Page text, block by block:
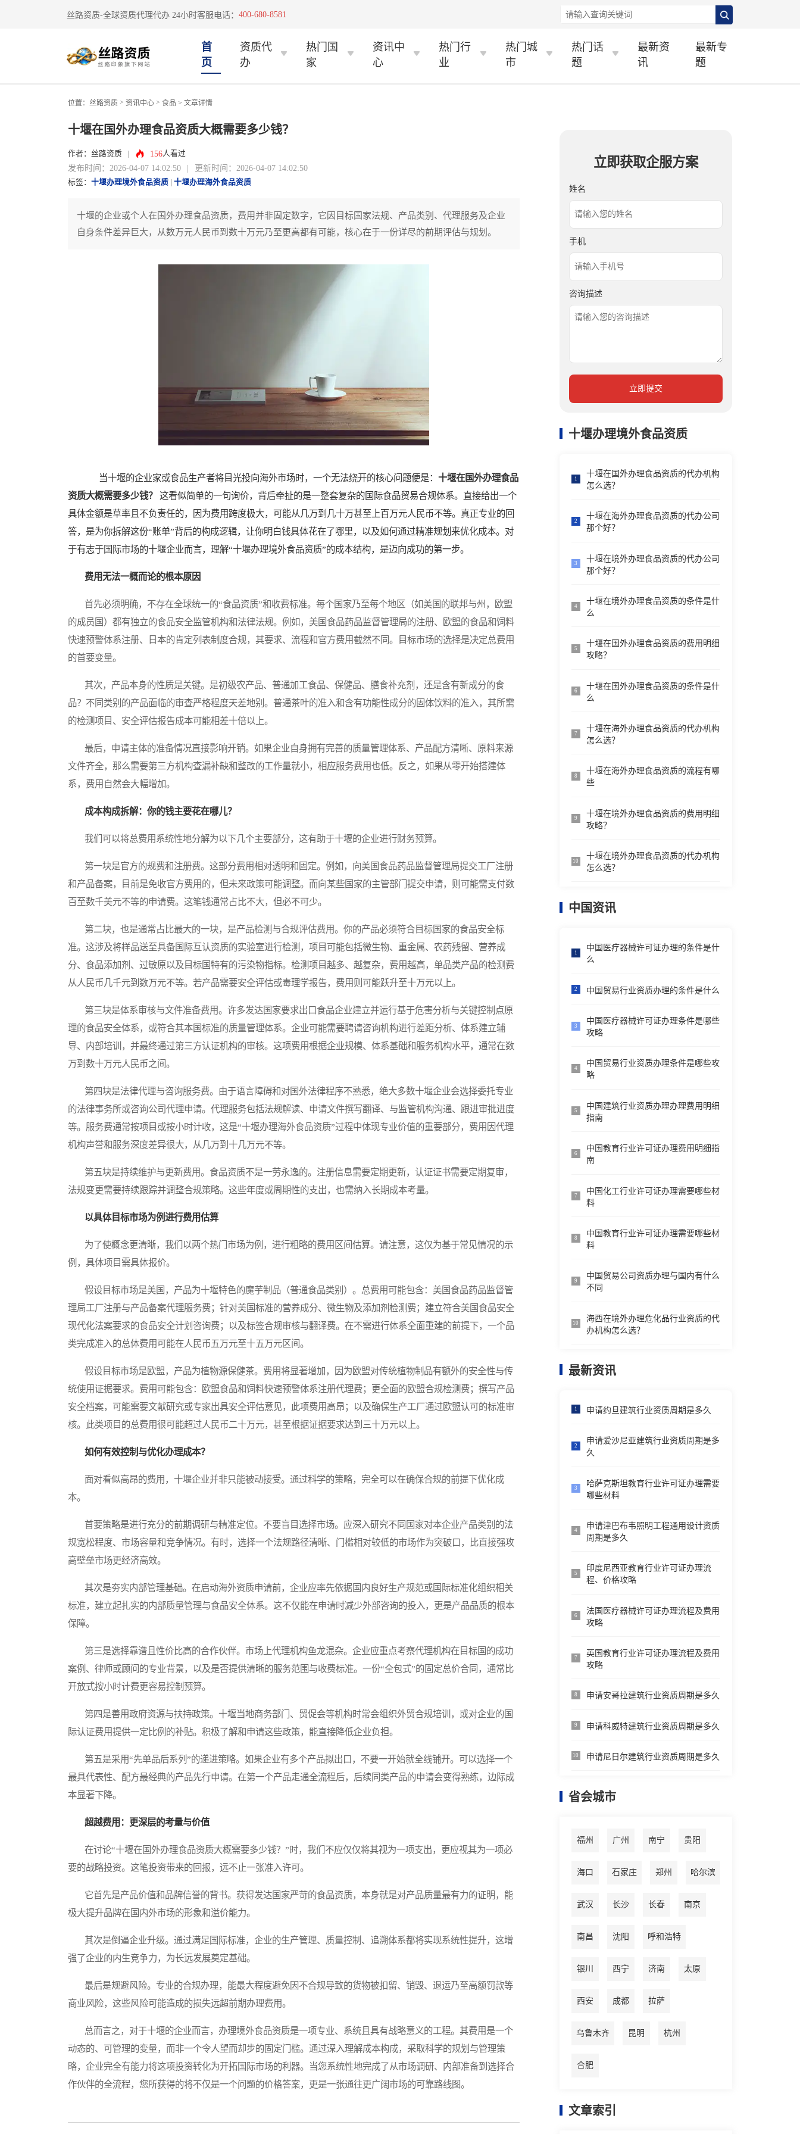
丝路资质-全球资质代理代办 24小时客服电话： 400-680-8581
首
页
资质代
办
热门国
家
资讯中
心
热门行
业
热门城
市
热门话
题
最新资
讯
最新专
题
位置： 丝路资质 > 资讯中心 > 食品 > 文章详情
十堰在国外办理食品资质大概需要多少钱？
作者：丝路资质 156人看过
发布时间：2026-04-07 14:02:50 | 更新时间：2026-04-07 14:02:50
标签： 十堰办理境外食品资质 十堰办理海外食品资质
十堰的企业或个人在国外办理食品资质，费用并非固定数字，它因目标国家法规、产品类别、代理服务及企业
自身条件差异巨大，从数万元人民币到数十万元乃至更高都有可能，核心在于一份详尽的前期评估与规划。
当十堰的企业家或食品生产者将目光投向海外市场时，一个无法绕开的核心问题便是： 十堰在国外办理食品
资质大概需要多少钱？
这看似简单的一句询价，背后牵扯的是一整套复杂的国际食品贸易合规体系。直接给出一个
具体金额是草率且不负责任的，因为费用跨度极大，可能从几万到几十万甚至上百万元人民币不等。真正专业的回
答，是为你拆解这份“账单”背后的构成逻辑，让你明白钱具体花在了哪里，以及如何通过精准规划来优化成本。对
于有志于国际市场的十堰企业而言，理解“十堰办理境外食品资质”的成本结构，是迈向成功的第一步。
费用无法一概而论的根本原因
首先必须明确，不存在全球统一的“食品资质”和收费标准。每个国家乃至每个地区（如美国的联邦与州，欧盟
的成员国）都有独立的食品安全监管机构和法律法规。例如，美国食品药品监督管理局的注册、欧盟的食品和饲料
快速预警体系注册、日本的肯定列表制度合规，其要求、流程和官方费用截然不同。目标市场的选择是决定总费用
的首要变量。
其次，产品本身的性质是关键。是初级农产品、普通加工食品、保健品、膳食补充剂，还是含有新成分的食
品？不同类别的产品面临的审查严格程度天差地别。普通茶叶的准入和含有功能性成分的固体饮料的准入，其所需
的检测项目、安全评估报告成本可能相差十倍以上。
最后，申请主体的准备情况直接影响开销。如果企业自身拥有完善的质量管理体系、产品配方清晰、原料来源
文件齐全，那么需要第三方机构查漏补缺和整改的工作量就小，相应服务费用也低。反之，如果从零开始搭建体
系，费用自然会大幅增加。
成本构成拆解：你的钱主要花在哪儿？
我们可以将总费用系统性地分解为以下几个主要部分，这有助于十堰的企业进行财务预算。
第一块是官方的规费和注册费。这部分费用相对透明和固定。例如，向美国食品药品监督管理局提交工厂注册
和产品备案，目前是免收官方费用的，但未来政策可能调整。而向某些国家的主管部门提交申请，则可能需支付数
百至数千美元不等的申请费。这笔钱通常占比不大，但必不可少。
第二块，也是通常占比最大的一块，是产品检测与合规评估费用。你的产品必须符合目标国家的食品安全标
准。这涉及将样品送至具备国际互认资质的实验室进行检测，项目可能包括微生物、重金属、农药残留、营养成
分、食品添加剂、过敏原以及目标国特有的污染物指标。检测项目越多、越复杂，费用越高，单品类产品的检测费
从人民币几千元到数万元不等。若产品需要安全评估或毒理学报告，费用则可能跃升至十万元以上。
第三块是体系审核与文件准备费用。许多发达国家要求出口食品企业建立并运行基于危害分析与关键控制点原
理的食品安全体系，或符合其本国标准的质量管理体系。企业可能需要聘请咨询机构进行差距分析、体系建立辅
导、内部培训，并最终通过第三方认证机构的审核。这项费用根据企业规模、体系基础和服务机构水平，通常在数
万到数十万元人民币之间。
第四块是法律代理与咨询服务费。由于语言障碍和对国外法律程序不熟悉，绝大多数十堰企业会选择委托专业
的法律事务所或咨询公司代理申请。代理服务包括法规解读、申请文件撰写翻译、与监管机构沟通、跟进审批进度
等。服务费通常按项目或按小时计收，这是“十堰办理海外食品资质”过程中体现专业价值的重要部分，费用因代理
机构声誉和服务深度差异很大，从几万到十几万元不等。
第五块是持续维护与更新费用。食品资质不是一劳永逸的。注册信息需要定期更新，认证证书需要定期复审，
法规变更需要持续跟踪并调整合规策略。这些年度或周期性的支出，也需纳入长期成本考量。
以具体目标市场为例进行费用估算
为了使概念更清晰，我们以两个热门市场为例，进行粗略的费用区间估算。请注意，这仅为基于常见情况的示
例，具体项目需具体报价。
假设目标市场是美国，产品为十堰特色的魔芋制品（普通食品类别）。总费用可能包含：美国食品药品监督管
理局工厂注册与产品备案代理服务费；针对美国标准的营养成分、微生物及添加剂检测费；建立符合美国食品安全
现代化法案要求的食品安全计划咨询费；以及标签合规审核与翻译费。在不需进行体系全面重建的前提下，一个品
类完成准入的总体费用可能在人民币五万元至十五万元区间。
假设目标市场是欧盟，产品为植物源保健茶。费用将显著增加，因为欧盟对传统植物制品有额外的安全性与传
统使用证据要求。费用可能包含：欧盟食品和饲料快速预警体系注册代理费；更全面的欧盟合规检测费；撰写产品
安全档案，可能需要文献研究或专家出具安全评估意见，此项费用高昂；以及确保生产工厂通过欧盟认可的标准审
核。此类项目的总费用很可能超过人民币二十万元，甚至根据证据要求达到三十万元以上。
如何有效控制与优化办理成本？
面对看似高昂的费用，十堰企业并非只能被动接受。通过科学的策略，完全可以在确保合规的前提下优化成
本。
首要策略是进行充分的前期调研与精准定位。不要盲目选择市场。应深入研究不同国家对本企业产品类别的法
规宽松程度、市场容量和竞争情况。有时，选择一个法规路径清晰、门槛相对较低的市场作为突破口，比直接强攻
高壁垒市场更经济高效。
其次是夯实内部管理基础。在启动海外资质申请前，企业应率先依据国内良好生产规范或国际标准化组织相关
标准，建立起扎实的内部质量管理与食品安全体系。这不仅能在申请时减少外部咨询的投入，更是产品品质的根本
保障。
第三是选择靠谱且性价比高的合作伙伴。市场上代理机构鱼龙混杂。企业应重点考察代理机构在目标国的成功
案例、律师或顾问的专业背景，以及是否提供清晰的服务范围与收费标准。一份“全包式”的固定总价合同，通常比
开放式按小时计费更容易控制预算。
第四是善用政府资源与扶持政策。十堰当地商务部门、贸促会等机构时常会组织外贸合规培训，或对企业的国
际认证费用提供一定比例的补贴。积极了解和申请这些政策，能直接降低企业负担。
第五是采用“先单品后系列”的递进策略。如果企业有多个产品拟出口，不要一开始就全线铺开。可以选择一个
最具代表性、配方最经典的产品先行申请。在第一个产品走通全流程后，后续同类产品的申请会变得熟练，边际成
本显著下降。
超越费用：更深层的考量与价值
在讨论“十堰在国外办理食品资质大概需要多少钱？”时，我们不应仅仅将其视为一项支出，更应视其为一项必
要的战略投资。这笔投资带来的回报，远不止一张准入许可。
它首先是产品价值和品牌信誉的背书。获得发达国家严苛的食品资质，本身就是对产品质量最有力的证明，能
极大提升品牌在国内外市场的形象和溢价能力。
其次是倒逼企业升级。通过满足国际标准，企业的生产管理、质量控制、追溯体系都将实现系统性提升，这增
强了企业的内生竞争力，为长远发展奠定基础。
最后是规避风险。专业的合规办理，能最大程度避免因不合规导致的货物被扣留、销毁、退运乃至高额罚款等
商业风险，这些风险可能造成的损失远超前期办理费用。
总而言之，对于十堰的企业而言，办理境外食品资质是一项专业、系统且具有战略意义的工程。其费用是一个
动态的、可管理的变量，而非一个令人望而却步的固定门槛。通过深入理解成本构成，采取科学的规划与管理策
略，企业完全有能力将这项投资转化为开拓国际市场的利器。当您系统性地完成了从市场调研、内部准备到选择合
作伙伴的全流程，您所获得的将不仅是一个问题的价格答案，更是一张通往更广阔市场的可靠路线图。
立即获取企服方案
姓名
手机
咨询描述
立即提交
十堰办理境外食品资质
1
十堰在国外办理食品资质的代办机构
怎么选？
2
十堰在海外办理食品资质的代办公司
那个好？
3
十堰在境外办理食品资质的代办公司
那个好？
4
十堰在境外办理食品资质的条件是什
么
5
十堰在国外办理食品资质的费用明细
攻略？
6
十堰在国外办理食品资质的条件是什
么
7
十堰在海外办理食品资质的代办机构
怎么选？
8
十堰在海外办理食品资质的流程有哪
些
9
十堰在境外办理食品资质的费用明细
攻略？
10
十堰在境外办理食品资质的代办机构
怎么选？
中国资讯
1
中国医疗器械许可证办理的条件是什
么
2 中国贸易行业资质办理的条件是什么
3
中国医疗器械许可证办理条件是哪些
攻略
4
中国贸易行业资质办理条件是哪些攻
略
5
中国建筑行业资质办理办理费用明细
指南
6
中国教育行业许可证办理费用明细指
南
7
中国化工行业许可证办理需要哪些材
料
8
中国教育行业许可证办理需要哪些材
料
9
中国贸易公司资质办理与国内有什么
不同
10
海西在境外办理危化品行业资质的代
办机构怎么选？
最新资讯
1 申请约旦建筑行业资质周期是多久
2
申请爱沙尼亚建筑行业资质周期是多
久
3
哈萨克斯坦教育行业许可证办理需要
哪些材料
4
申请津巴布韦照明工程通用设计资质
周期是多久
5
印度尼西亚教育行业许可证办理流
程、价格攻略
6
法国医疗器械许可证办理流程及费用
攻略
7
英国教育行业许可证办理流程及费用
攻略
8 申请安哥拉建筑行业资质周期是多久
9 申请科威特建筑行业资质周期是多久
10 申请尼日尔建筑行业资质周期是多久
省会城市
福州 广州 南宁 贵阳
海口 石家庄 郑州 哈尔滨
武汉 长沙 长春 南京
南昌 沈阳 呼和浩特
银川 西宁 济南 太原
西安 成都 拉萨
乌鲁木齐 昆明 杭州
合肥
文章索引